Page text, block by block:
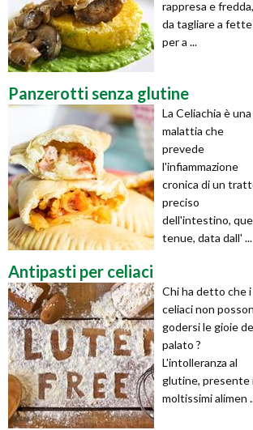
rappresa e fredda,
da tagliare a fette
per a ...
Panzerotti senza glutine
La Celiachia è una
malattia che
prevede
l'infiammazione
cronica di un
preciso
dell'intestino,
tenue, data dall' ...
Antipasti per celiaci
Chi ha detto che i
celiaci non
godersi le gioie
palato ?
L'intolleranza al
glutine, presente
moltissimi alimen